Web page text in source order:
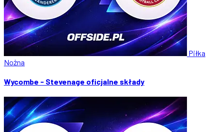
Piłka
Nożna
Wycombe - Stevenage oficjalne składy